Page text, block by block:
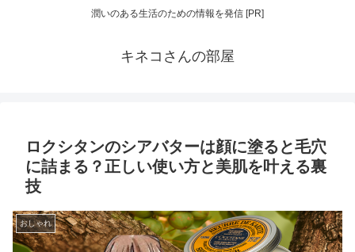
潤いのある生活のための情報を発信 [PR]
キネコさんの部屋
ロクシタンのシアバターは顔に塗ると毛穴
に詰まる？正しい使い方と美肌を叶える裏
技
おしゃれ